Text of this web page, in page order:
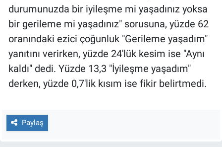
durumunuzda bir iyileşme mi yaşadınız yoksa
bir gerileme mi yaşadınız" sorusuna, yüzde 62
oranındaki ezici çoğunluk "Gerileme yaşadım"
yanıtını verirken, yüzde 24'lük kesim ise "Aynı
kaldı" dedi. Yüzde 13,3 "İyileşme yaşadım"
derken, yüzde 0,7'lik kısım ise fikir belirtmedi.
Paylaş